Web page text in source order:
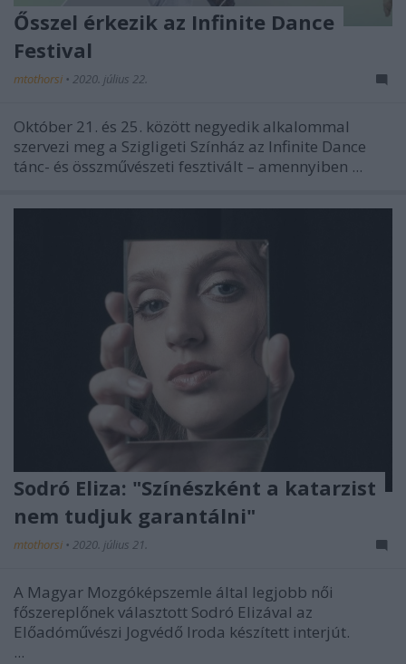
Ősszel érkezik az Infinite Dance
Festival
mtothorsi • 2020. július 22.
Október 21. és 25. között negyedik alkalommal
szervezi meg a Szigligeti Színház az Infinite Dance
tánc- és összművészeti fesztivált – amennyiben ...
Sodró Eliza: "Színészként a katarzist
nem tudjuk garantálni"
mtothorsi • 2020. július 21.
A Magyar Mozgóképszemle által legjobb női
főszereplőnek választott Sodró Elizával az
Előadóművészi Jogvédő Iroda készített interjút.
...